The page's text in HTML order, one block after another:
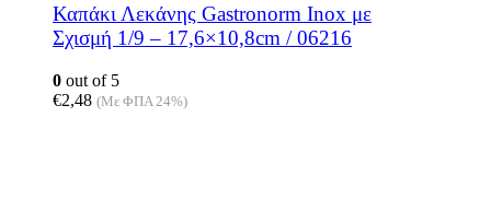
Καπάκι Λεκάνης Gastronorm Inox με
Σχισμή 1/9 – 17,6×10,8cm / 06216
0 out of 5
€2,48 (Με ΦΠΑ 24%)